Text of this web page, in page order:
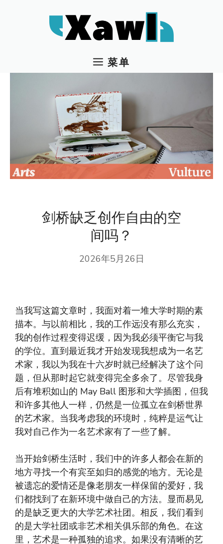
菜单
剑桥缺乏创作自由的空
间吗？
2026年5月26日
当我写这篇文章时，我面对着一堆大学时期的素
描本。与以前相比，我的工作远没有那么充实，
我的创作过程变得迟缓，因为我必须平衡它与我
的学位。直到最近我才开始发现我想成为一名艺
术家，我以为我在十六岁时就已经解决了这个问
题，但从那时起它就变得完全多余了。尽管我身
后有堆积如山的 May Ball 图形和大学插图，但我
和许多其他人一样，仍然是一位孤立在剑桥世界
的艺术家。当我考虑我的环境时，纯粹是运气让
我对自己作为一名艺术家有了一些了解。
当开始剑桥生活时，我们中的许多人都会在新的
地方寻找一个有宾至如归的感觉的地方。无论是
被遗忘的爱情还是像老朋友一样保留的爱好，我
们都找到了在新环境中做自己的方法。显而易见
的是缺乏更大的大学艺术社团。相反，我们看到
的是大学社团或非艺术相关俱乐部的角色。在这
里，艺术是一种孤独的追求。如果没有清晰的艺